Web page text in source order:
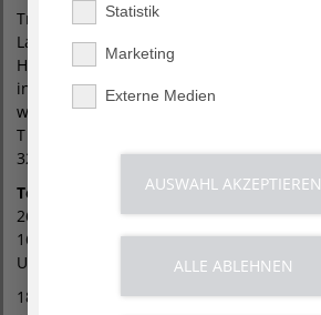
Trageberaterin
Laura
Halbeisen
info@beratung-
wunderkinder.de
T (0176)
32972710
Termine:
26.06.2026,
16:00 - 18:00
Uhr
18.09.2026,
Statistik
Marketing
Externe Medien
AUSWAHL AKZEPTIEREN
ALLE ABLEHNEN